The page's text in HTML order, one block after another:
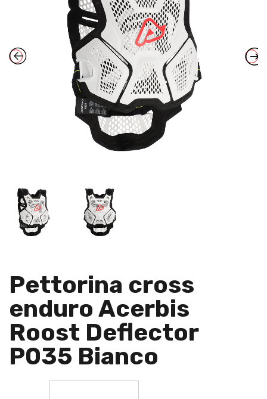
Pettorina cross
enduro Acerbis
Roost Deflector
P035 Bianco